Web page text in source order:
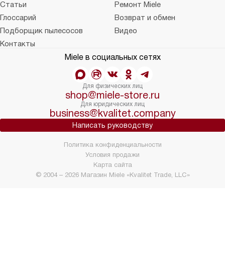
Статьи
Ремонт Miele
Глоссарий
Возврат и обмен
Подборщик пылесосов
Видео
Контакты
Miele в социальных сетях
Для физических лиц
shop@miele-store.ru
Для юридических лиц
business@kvalitet.company
Написать руководству
© 2004 – 2026 Магазин Miele «Kvalitet Trade, LLC»
Политика конфиденциальности
Условия продажи
Карта сайта